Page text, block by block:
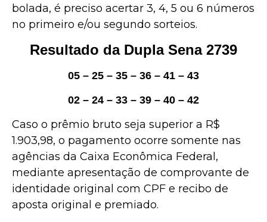
bolada, é preciso acertar 3, 4, 5 ou 6 números
no primeiro e/ou segundo sorteios.
Resultado da Dupla Sena 2739
05 – 25 – 35 – 36 – 41 – 43
02 – 24 – 33 – 39 – 40 – 42
Caso o prêmio bruto seja superior a R$
1.903,98, o pagamento ocorre somente nas
agências da Caixa Econômica Federal,
mediante apresentação de comprovante de
identidade original com CPF e recibo de
aposta original e premiado.